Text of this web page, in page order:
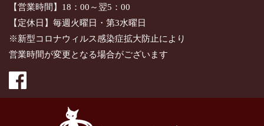
【営業時間】18：00～翌5：00
【定休日】毎週火曜日・第3水曜日
※新型コロナウィルス感染症拡大防止により
営業時間が変更となる場合がございます